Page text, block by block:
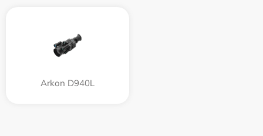
Arkon D940L